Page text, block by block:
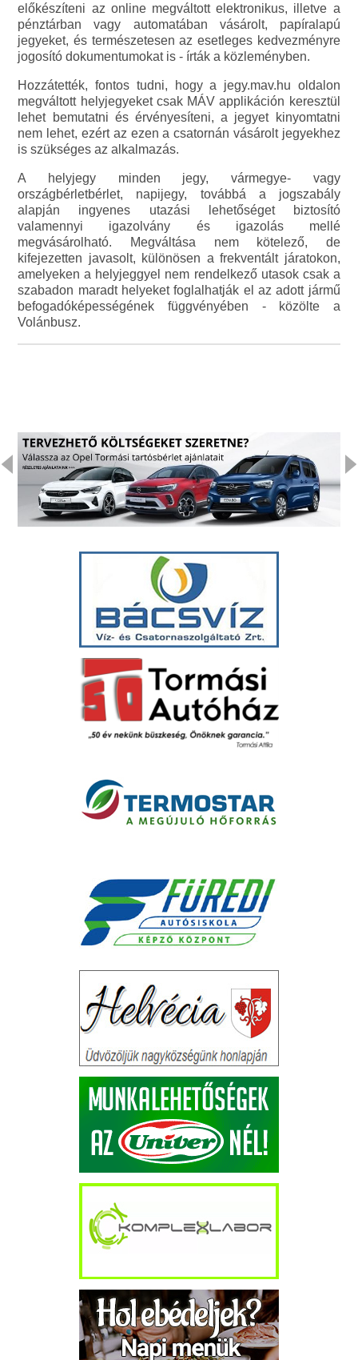
előkészíteni az online megváltott elektronikus, illetve a
pénztárban vagy automatában vásárolt, papíralapú
jegyeket, és természetesen az esetleges kedvezményre
jogosító dokumentumokat is - írták a közleményben.
Hozzátették, fontos tudni, hogy a jegy.mav.hu oldalon
megváltott helyjegyeket csak MÁV applikáción keresztül
lehet bemutatni és érvényesíteni, a jegyet kinyomtatni
nem lehet, ezért az ezen a csatornán vásárolt jegyekhez
is szükséges az alkalmazás.
A helyjegy minden jegy, vármegye- vagy
országbérletbérlet, napijegy, továbbá a jogszabály
alapján ingyenes utazási lehetőséget biztosító
valamennyi igazolvány és igazolás mellé
megvásárolható. Megváltása nem kötelező, de
kifejezetten javasolt, különösen a frekventált járatokon,
amelyeken a helyjeggyel nem rendelkező utasok csak a
szabadon maradt helyeket foglalhatják el az adott jármű
befogadóképességének függvényében - közölte a
Volánbusz.